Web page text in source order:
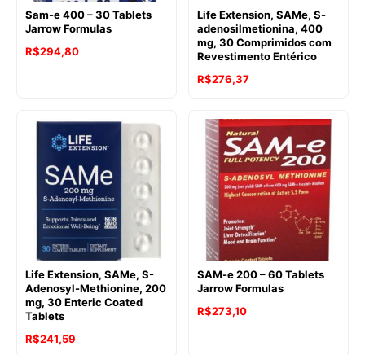
Sam-e 400 – 30 Tablets
Jarrow Formulas
R$294,80
Life Extension, SAMe, S-
adenosilmetionina, 400
mg, 30 Comprimidos com
Revestimento Entérico
R$276,37
Life Extension, SAMe, S-
Adenosyl-Methionine, 200
mg, 30 Enteric Coated
Tablets
R$241,59
SAM-e 200 – 60 Tablets
Jarrow Formulas
R$273,10